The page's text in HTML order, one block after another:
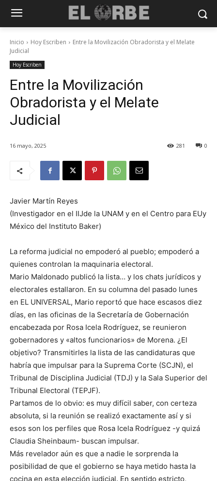
Inicio Hoy Escriben
Entre la Movilización Obradorista y el Melate
Judicial
Hoy Escriben
Entre la Movilización
Obradorista y el Melate
Judicial
16 mayo, 2025 0
281
Javier Martín Reyes
(Investigador en el IIJde la UNAM y en el Centro para EUy
México del Instituto Baker)
La reforma judicial no empoderó al pueblo; empoderó a
quienes controlan la maquinaria electoral.
Mario Maldonado publicó la lista… y los chats jurídicos y
electorales estallaron. En su columna del pasado lunes
en EL UNIVERSAL, Mario reportó que hace escasos diez
días, en las oficinas de la Secretaría de Gobernación
encabezada por Rosa Icela Rodríguez, se reunieron
gobernadores y «altos funcionarios» de Morena. ¿El
objetivo? Transmitirles la lista de las candidaturas que
habría que impulsar para la Suprema Corte (SCJN), el
Tribunal de Disciplina Judicial (TDJ) y la Sala Superior del
Tribunal Electoral (TEPJF).
Partamos de lo obvio: es muy difícil saber, con certeza
absoluta, si la reunión se realizó exactamente así y si
esos son los perfiles que Rosa Icela Rodríguez -y quizá
Claudia Sheinbaum- buscan impulsar.
Más revelador aún es que a nadie le sorprenda la
posibilidad de que el gobierno se haya metido hasta la
cocina en esta elección judicial. En sentido estricto,